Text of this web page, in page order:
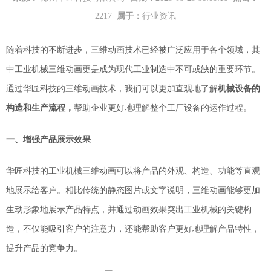
2217
属于： 行业资讯
随着科技的不断进步，三维动画技术已经被广泛应用于各个领域，其
中工业机械三维动画更是成为现代工业制造中不可或缺的重要环节。
通过华匠科技的三维动画技术，我们可以更加直观地了解机械设备的
构造和生产流程， 帮助企业更好地理解整个工厂设备的运作过程。
一、增强产品展示效果
华匠科技的工业机械三维动画可以将产品的外观、构造、功能等直观
地展示给客户。相比传统的静态图片或文字说明，三维动画能够更加
生动形象地展示产品特点，并通过动画效果突出 工业机械的关键构
造，不仅能吸引客户的注意力，还能帮助客户更好地理解产品特性，
提升产品的竞争力。